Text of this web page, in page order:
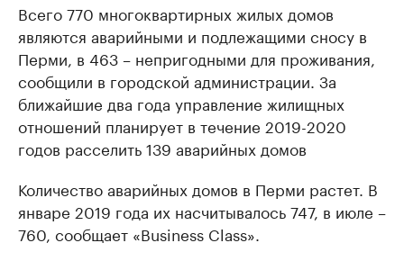
Всего 770 многоквартирных жилых домов
являются аварийными и подлежащими сносу в
Перми, в 463 – непригодными для проживания,
сообщили в городской администрации. За
ближайшие два года управление жилищных
отношений планирует в течение 2019-2020
годов расселить 139 аварийных домов
Количество аварийных домов в Перми растет. В
январе 2019 года их насчитывалось 747, в июле –
760, сообщает «Business Class».